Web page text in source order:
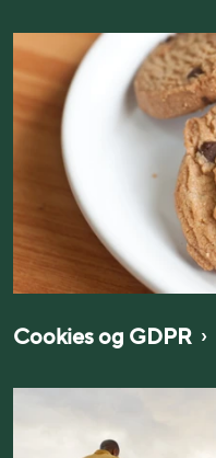
Cookies og GDPR